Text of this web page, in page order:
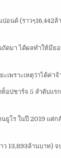
นด์ (ราวๆ16,442
ถัดมา ได้ผลทำให้มี
เพราะเหตุว่าได้ค่
อปชาร์จ 5 ลำดับแร
นยูโร ในปี 2019 แ
13,893ล้านบาท) จ